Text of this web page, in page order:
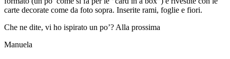
carte decorate come da foto sopra. Inserite rami, foglie e fiori.
Che ne dite, vi ho ispirato un po’? Alla prossima
Manuela